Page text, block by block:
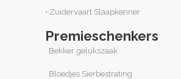
• Zuidervaart Slaapkenner
Premieschenkers
· Bekker gelukszaak
· Bloedjes Sierbestrating